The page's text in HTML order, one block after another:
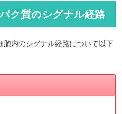
ク質のシグナル経路
胞内のシグナル経路について以下